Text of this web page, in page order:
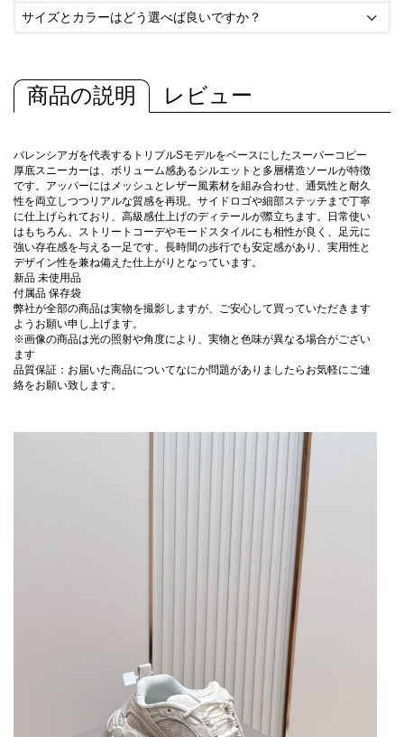
サイズとカラーはどう選べば良いですか？ 
商品の説明 レビュー
バレンシアガを代表するトリプルSモデルをベースにしたスーパーコピー
厚底スニーカーは、ボリューム感あるシルエットと多層構造ソールが特徴
です。アッパーにはメッシュとレザー風素材を組み合わせ、通気性と耐久
性を両立しつつリアルな質感を再現。サイドロゴや細部ステッチまで丁寧
に仕上げられており、高級感仕上げのディテールが際立ちます。日常使い
はもちろん、ストリートコーデやモードスタイルにも相性が良く、足元に
強い存在感を与える一足です。長時間の歩行でも安定感があり、実用性と
デザイン性を兼ね備えた仕上がりとなっています。
新品 未使用品
付属品 保存袋
弊社が全部の商品は実物を撮影しますが、ご安心して買っていただきます
ようお願い申し上げます。
※画像の商品は光の照射や角度により、実物と色味が異なる場合がござい
ます
品質保証：お届いた商品についてなにか問題がありましたらお気軽にご連
絡をお願い致します。